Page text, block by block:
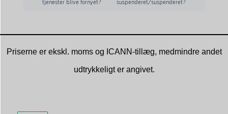
tjenester blive fornyet?
suspenderet/suspenderet?
Priserne er ekskl. moms og ICANN-tillæg, medmindre andet
udtrykkeligt er angivet.